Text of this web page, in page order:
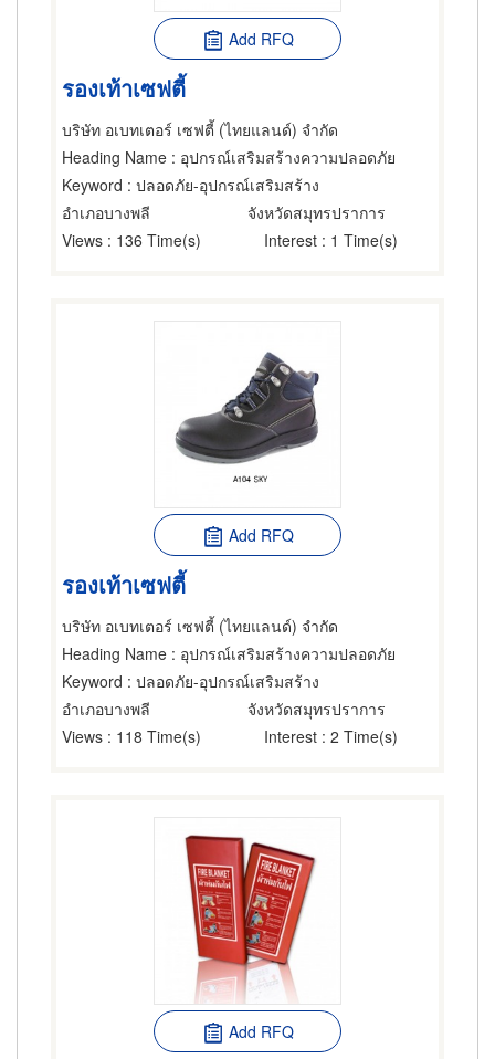
Add RFQ
รองเท้าเซฟตี้
บริษัท อเบทเตอร์ เซฟตี้ (ไทยแลนด์) จำกัด
Heading Name : อุปกรณ์เสริมสร้างความปลอดภัย
Keyword : ปลอดภัย-อุปกรณ์เสริมสร้าง
อำเภอบางพลี
จังหวัดสมุทรปราการ
Views : 136 Time(s) Interest : 1 Time(s)
Add RFQ
รองเท้าเซฟตี้
บริษัท อเบทเตอร์ เซฟตี้ (ไทยแลนด์) จำกัด
Heading Name : อุปกรณ์เสริมสร้างความปลอดภัย
Keyword : ปลอดภัย-อุปกรณ์เสริมสร้าง
อำเภอบางพลี
จังหวัดสมุทรปราการ
Views : 118 Time(s) Interest : 2 Time(s)
Add RFQ